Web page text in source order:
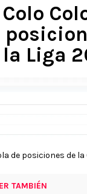
la Liga
de posiciones de la
TAMBIÉN